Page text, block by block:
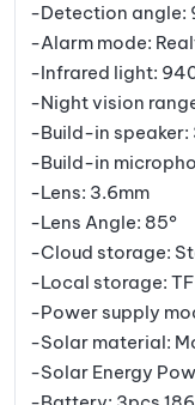
-Detection angle:
-Alarm mode:
-Infrared light:
-Night vision
-Build-in speaker:
-Build-in
-Lens: 3.6mm
-Lens Angle: 85°
-Cloud storage:
-Local storage:
-Power supply
-Solar material:
-Solar Energy